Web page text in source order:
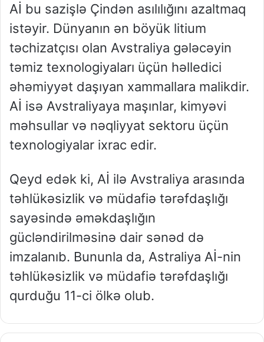
Aİ bu sazişlə Çindən asılılığını azaltmaq
istəyir. Dünyanın ən böyük litium
təchizatçısı olan Avstraliya gələcəyin
təmiz texnologiyaları üçün həlledici
əhəmiyyət daşıyan xammallara malikdir.
Aİ isə Avstraliyaya maşınlar, kimyəvi
məhsullar və nəqliyyat sektoru üçün
texnologiyalar ixrac edir.
Qeyd edək ki, Aİ ilə Avstraliya arasında
təhlükəsizlik və müdafiə tərəfdaşlığı
sayəsində əməkdaşlığın
gücləndirilməsinə dair sənəd də
imzalanıb. Bununla da, Astraliya Aİ-nin
təhlükəsizlik və müdafiə tərəfdaşlığı
qurduğu 11-ci ölkə olub.